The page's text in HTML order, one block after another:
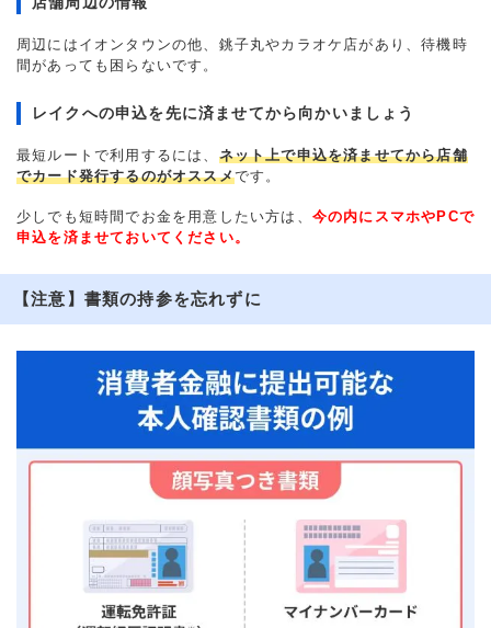
周辺にはイオンタウンの他、銚子丸やカラオケ店があり、待機時
間があっても困らないです。
レイクへの申込を先に済ませてから向かいましょう
最短ルートで利用するには、 ネット上で申込を済ませてから店舗
でカード発行するのがオススメです。
少しでも短時間でお金を用意したい方は、 今の内にスマホやPCで
申込を済ませておいてください。
【注意】書類の持参を忘れずに